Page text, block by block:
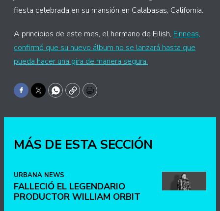
fiesta celebrada en su mansión en Calabasas, California.
A principios de este mes, el hermano de Eilish, Finneas,
confirmó que su nuevo álbum no se lanzará hasta que
pueda hacer una gira de manera segura.
Facebook
TwitterWhatsApp
CopyPrint
MÁS DE ESTA SECCIÓN
URBANA NEWS
FALLECIÓ EL LEGENDARIO
PRODUCTOR WILLIAM ORBIT